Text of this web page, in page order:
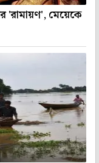
'রামায়ণ', মেয়েকে